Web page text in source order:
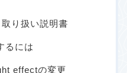
り扱い説明書
るには
effectの変更